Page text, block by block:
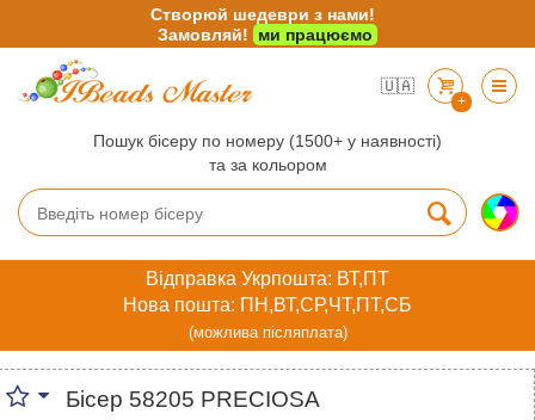
🇺🇦
+
Пошук бісеру по номеру (1500+ у наявності)
та за кольором
Відправка Укрпошта: ВТ,ПТ
Нова пошта: ПН,ВТ,СР,ЧТ,ПТ,СБ
(можлива післяплата)
Бісер 58205 PRECIOSA
Створюй шедеври з нами!
Замовляй!
ми працюємо